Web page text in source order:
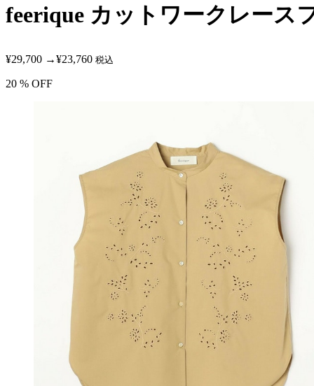
feerique カットワークレース
¥29,700 →¥23,760 税込
20 % OFF